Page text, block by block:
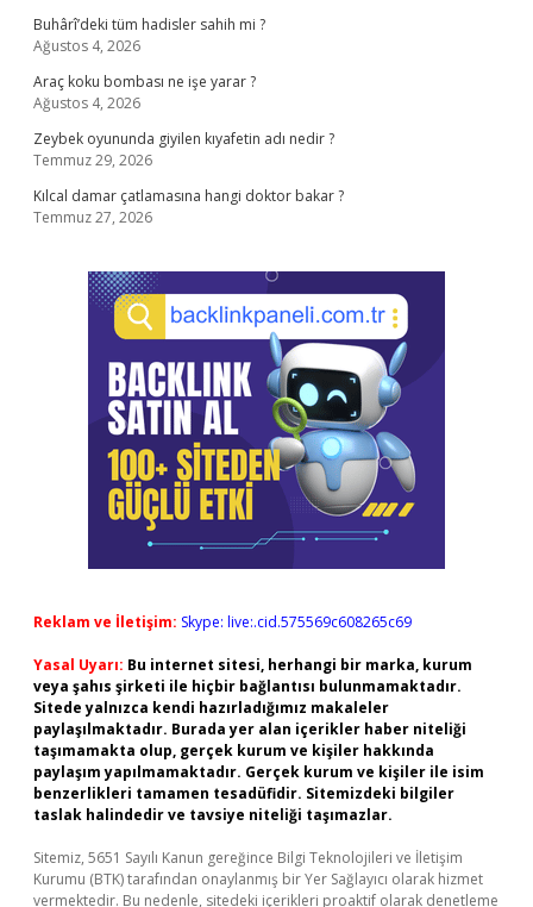
Buhârî’deki tüm hadisler sahih mi ?
Ağustos 4, 2026
Araç koku bombası ne işe yarar ?
Ağustos 4, 2026
Zeybek oyununda giyilen kıyafetin adı nedir ?
Temmuz 29, 2026
Kılcal damar çatlamasına hangi doktor bakar ?
Temmuz 27, 2026
Reklam ve İletişim: Skype: live:.cid.575569c608265c69
Yasal Uyarı: Bu internet sitesi, herhangi bir marka, kurum
veya şahıs şirketi ile hiçbir bağlantısı bulunmamaktadır.
Sitede yalnızca kendi hazırladığımız makaleler
paylaşılmaktadır. Burada yer alan içerikler haber niteliği
taşımamakta olup, gerçek kurum ve kişiler hakkında
paylaşım yapılmamaktadır. Gerçek kurum ve kişiler ile isim
benzerlikleri tamamen tesadüfidir. Sitemizdeki bilgiler
taslak halindedir ve tavsiye niteliği taşımazlar.
Sitemiz, 5651 Sayılı Kanun gereğince Bilgi Teknolojileri ve İletişim
Kurumu (BTK) tarafından onaylanmış bir Yer Sağlayıcı olarak hizmet
vermektedir. Bu nedenle, sitedeki içerikleri proaktif olarak denetleme